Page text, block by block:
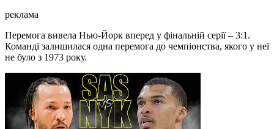
реклама
Перемога вивела Нью-Йорк вперед у фінальній серії – 3:1.
Команді залишилася одна перемога до чемпіонства, якого у неї
не було з 1973 року.